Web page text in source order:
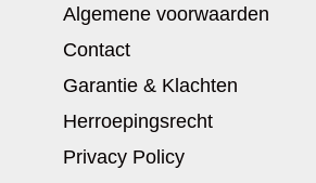
Algemene voorwaarden
Contact
Garantie & Klachten
Herroepingsrecht
Privacy Policy